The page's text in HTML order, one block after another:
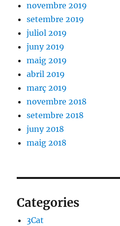
novembre 2019
setembre 2019
juliol 2019
juny 2019
maig 2019
abril 2019
març 2019
novembre 2018
setembre 2018
juny 2018
maig 2018
Categories
3Cat